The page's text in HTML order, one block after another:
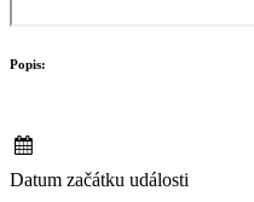
Popis:
Datum začátku události